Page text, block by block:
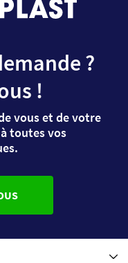
?
!
vous et de votre
toutes vos